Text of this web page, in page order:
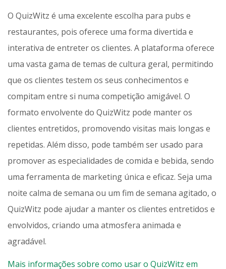
O QuizWitz é uma excelente escolha para pubs e
restaurantes, pois oferece uma forma divertida e
interativa de entreter os clientes. A plataforma oferece
uma vasta gama de temas de cultura geral, permitindo
que os clientes testem os seus conhecimentos e
compitam entre si numa competição amigável. O
formato envolvente do QuizWitz pode manter os
clientes entretidos, promovendo visitas mais longas e
repetidas. Além disso, pode também ser usado para
promover as especialidades de comida e bebida, sendo
uma ferramenta de marketing única e eficaz. Seja uma
noite calma de semana ou um fim de semana agitado, o
QuizWitz pode ajudar a manter os clientes entretidos e
envolvidos, criando uma atmosfera animada e
agradável.
Mais informações sobre como usar o QuizWitz em